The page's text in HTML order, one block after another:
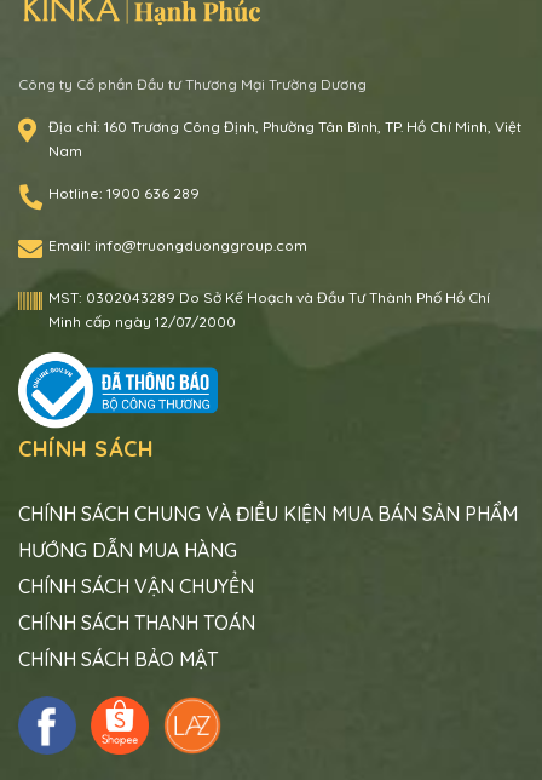
Công ty Cổ phần Đầu tư Thương Mại Trường Dương
Địa chỉ: 160 Trương Công Định, Phường Tân Bình, TP. Hồ Chí Minh, Việt
Nam
Hotline: 1900 636 289
Email: info@truongduonggroup.com
MST: 0302043289 Do Sở Kế Hoạch và Đầu Tư Thành Phố Hồ Chí
Minh cấp ngày 12/07/2000
CHÍNH SÁCH
CHÍNH SÁCH CHUNG VÀ ĐIỀU KIỆN MUA BÁN SẢN PHẨM
HƯỚNG DẪN MUA HÀNG
CHÍNH SÁCH VẬN CHUYỂN
CHÍNH SÁCH THANH TOÁN
CHÍNH SÁCH BẢO MẬT